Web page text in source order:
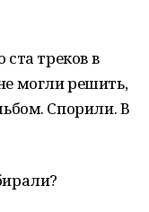
ста треков в
могли решить,
Спорили. В